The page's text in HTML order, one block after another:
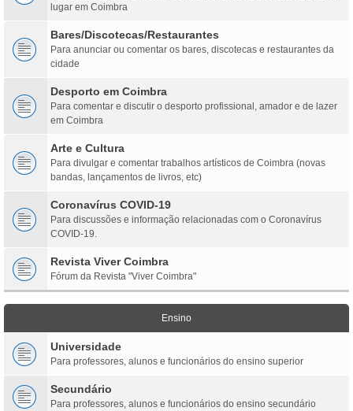
lugar em Coimbra
Bares/Discotecas/Restaurantes
Para anunciar ou comentar os bares, discotecas e restaurantes da
cidade
Desporto em Coimbra
Para comentar e discutir o desporto profissional, amador e de lazer
em Coimbra
Arte e Cultura
Para divulgar e comentar trabalhos artísticos de Coimbra (novas
bandas, lançamentos de livros, etc)
Coronavírus COVID-19
Para discussões e informação relacionadas com o Coronavírus
COVID-19.
Revista Viver Coimbra
Fórum da Revista "Viver Coimbra"
Ensino
Universidade
Para professores, alunos e funcionários do ensino superior
Secundário
Para professores, alunos e funcionários do ensino secundário